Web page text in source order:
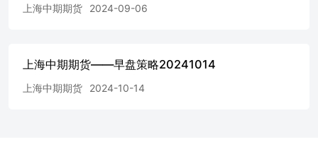
锈钢排产有所增加，但原料方报价有所抬升，钢厂询盘活跃
面临亏损节点挺价情绪再起。整体来看，中长期供应过剩格
局和国内外精炼镍持续累库压制盘面，短期沪镍走势料承压
上海中期期货 2024-09-06
上海中期期货——早盘策略20241014
上海中期期货 2024-10-14